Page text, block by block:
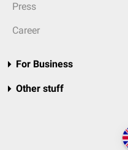
Press
Career
For Business
Other stuff